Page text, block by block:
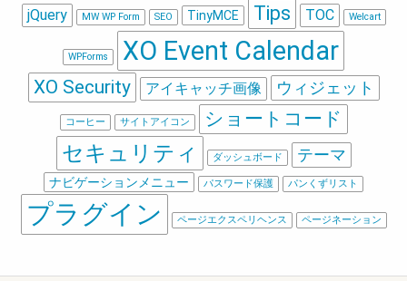
jQuery MW WP Form SEO TinyMCE Tips TOC Welcart
WPForms XO Event Calendar
XO Security アイキャッチ画像 ウィジェット
コーヒー サイトアイコン ショートコード
セキュリティ ダッシュボード テーマ
ナビゲーションメニュー パスワード保護 パンくずリスト
プラグイン ページエクスペリヘンス ページネーション